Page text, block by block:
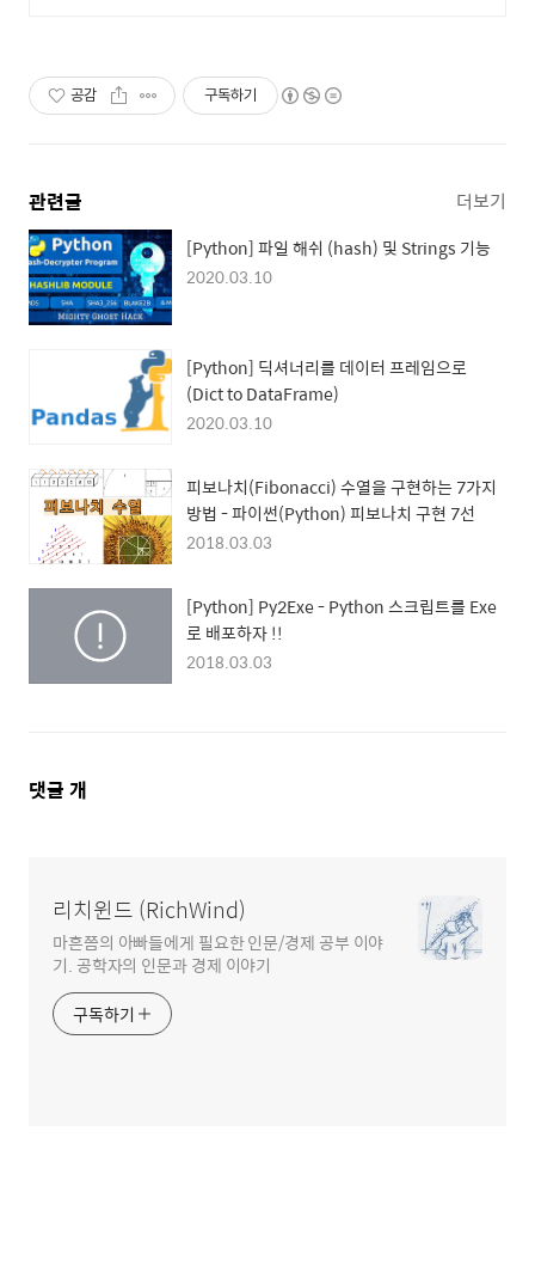
공감 구독하기
관련글 더보기
[Python] 파일 해쉬 (hash) 및 Strings 기능
2020.03.10
[Python] 딕셔너리를 데이터 프레임으로
(Dict to DataFrame)
2020.03.10
피보나치(Fibonacci) 수열을 구현하는 7가지
방법 - 파이썬(Python) 피보나치 구현 7선
2018.03.03
[Python] Py2Exe - Python 스크립트를 Exe
로 배포하자 !!
2018.03.03
댓
댓글 개
리치윈드 (RichWind)
마흔쯤의 아빠들에게 필요한 인문/경제 공부 이야
기. 공학자의 인문과 경제 이야기
구독하기